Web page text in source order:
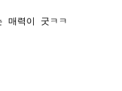
매력이 굿ㅋㅋ